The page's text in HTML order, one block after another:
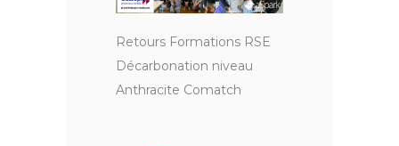
Retours Formations RSE
Décarbonation niveau
Anthracite Comatch